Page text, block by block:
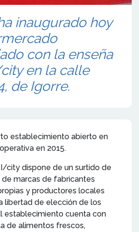
inaugurado hoy
con la enseña
en la calle
de Igorre.
establecimiento abierto en
en 2015.
city dispone de un surtido de
marcas de fabricantes
y productores locales
libertad de elección de los
establecimiento cuenta con
de alimentos frescos,